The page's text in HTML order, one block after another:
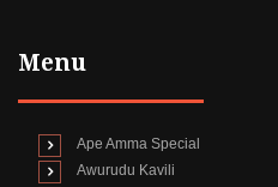
Menu
Ape Amma Special
Awurudu Kavili